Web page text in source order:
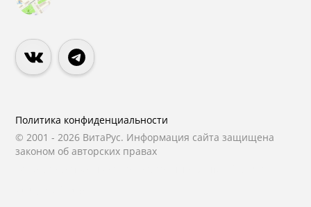
© 2001 - 2026 ВитаРус. Информация сайта защищена
законом об авторских правах
Политика конфиденциальности